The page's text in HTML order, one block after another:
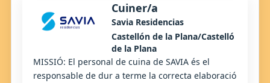
Cuiner/a
Savia Residencias
Castellón de la Plana/Castelló
de la Plana
MISSIÓ: El personal de cuina de SAVIA és el
responsable de dur a terme la correcta elaboració